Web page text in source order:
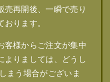
売再開後、一瞬で売り
ります。
客様からご注文が集中
よりましては、どうし
まう場合がございま